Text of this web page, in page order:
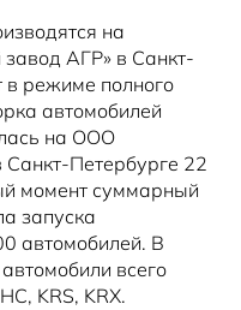
на
АГР» в Санкт-
в режиме полного
автомобилей
на ООО
Петербурге 22
момент суммарный
запуска
автомобилей. В
всего
KRS, KRX.